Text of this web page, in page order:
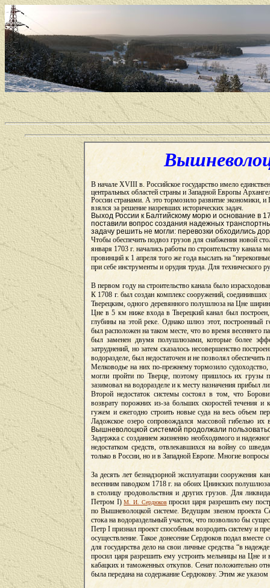
В начале XVIII в. Российское государство имело
центральных областей страны и Западной Европы
России странами. А это тормозило развитие экономики,
взялся за решение назревших исторических задач.
Выход России к Балтийскому морю и основание в
поставили вопрос создания надежных
задачу решить не могли: перевозки обходились
Чтобы обеспечить подвоз грузов для снабжения новой
января 1703 г. начались работы по строительству
провинций к 1 апреля того же года выслать на
при себе инструменты и орудия труда. Для технического
В первом году на строительство канала было
К 1708 г. был создан комплекс сооружений,
Тверецким, одного деревянного полушлюза на Цне
Цне в 5 км ниже входа в Тверецкий канал был
глубины на этой реке. Однако шлюз этот, построенный
был расположен на таком месте, что во время весеннего
был заменен двумя полушлюзами, которые более
затруднений, но затем сказалось несовершенство
водоразделе, был недостаточен и не позволял
Мелководье на них по-прежнему тормозило
могли пройти по Тверце, поэтому пришлось их грузы
зазимовал на водоразделе и к месту назначения прибыл
Второй недостаток системы состоял в том, что
возврату порожних из-за больших скоростей течения и
гужем и ежегодно строить новые суда на весь объем
Ладожское озеро сопровождался массовой гибелью их
Вышневолоцкой системой продолжали
Задержка с созданием жизненно необходимого и
недостатком средств, отвлекавшихся на войну со
только в России, но и в Западной Европе. Многие
За десять лет безнадзорной эксплуатации
весенним паводком 1718 г. на обоих Цнинских
в столицу продовольствия и других грузов. Для
Петром I)М. И. Сердюковпросил царя разрешить ему
по Вышневолоцкой системе. Ведущим звеном проекта
стока на водораздельный участок, что позволило бы
Петр I признал проект способным возродить систему и
осуществление. Такое донесение Сердюков подал вместе
для государства дело на свои личные средства “в
просил царя разрешить ему устроить мельницы на Цне и
кабацких и таможенных откупов. Сенат положительно
была передана на содержание Сердюкову. Этим же